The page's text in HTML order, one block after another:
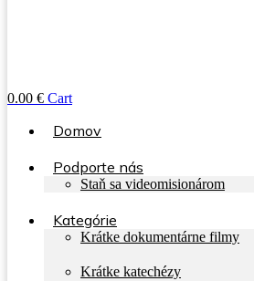
0.00 € Cart
Domov
Podporte nás
Staň sa videomisionárom
Kategórie
Krátke dokumentárne filmy
Krátke katechézy